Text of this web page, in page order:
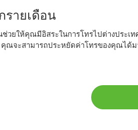
รายเดือน
ช่วยให้คุณมีอิสระในการโทรไปต่างประ
ณจะสามารถประหยัดค่าโทรของคุณได้